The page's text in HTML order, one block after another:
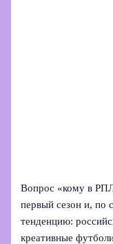
Вопрос «кому в
первый сезон и, по
тенденцию:
креативные